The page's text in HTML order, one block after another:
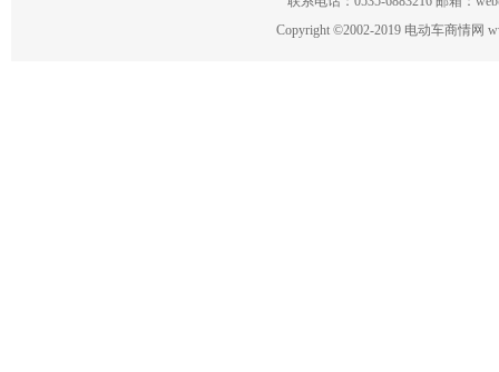
Copyright ©2002-2019 电动车商情网